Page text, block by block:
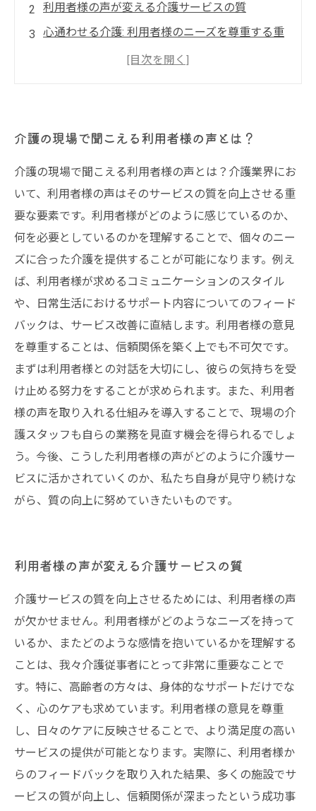
利用者様の声が変える介護サービスの質
心通わせる介護: 利用者様のニーズを尊重する重
かそう
介護の現場で聞こえる利用者様の声とは？
介護の現場で聞こえる利用者様の声とは？介護業界にお
いて、利用者様の声はそのサービスの質を向上させる重
要な要素です。利用者様がどのように感じているのか、
何を必要としているのかを理解することで、個々のニー
ズに合った介護を提供することが可能になります。例え
ば、利用者様が求めるコミュニケーションのスタイル
や、日常生活におけるサポート内容についてのフィード
バックは、サービス改善に直結します。利用者様の意見
を尊重することは、信頼関係を築く上でも不可欠です。
まずは利用者様との対話を大切にし、彼らの気持ちを受
け止める努力をすることが求められます。また、利用者
様の声を取り入れる仕組みを導入することで、現場の介
護スタッフも自らの業務を見直す機会を得られるでしょ
う。今後、こうした利用者様の声がどのように介護サー
ビスに活かされていくのか、私たち自身が見守り続けな
がら、質の向上に努めていきたいものです。
利用者様の声が変える介護サービスの質
介護サービスの質を向上させるためには、利用者様の声
が欠かせません。利用者様がどのようなニーズを持って
いるか、またどのような感情を抱いているかを理解する
ことは、我々介護従事者にとって非常に重要なことで
す。特に、高齢者の方々は、身体的なサポートだけでな
く、心のケアも求めています。利用者様の意見を尊重
し、日々のケアに反映させることで、より満足度の高い
サービスの提供が可能となります。実際に、利用者様か
らのフィードバックを取り入れた結果、多くの施設でサ
ービスの質が向上し、信頼関係が深まったという成功事